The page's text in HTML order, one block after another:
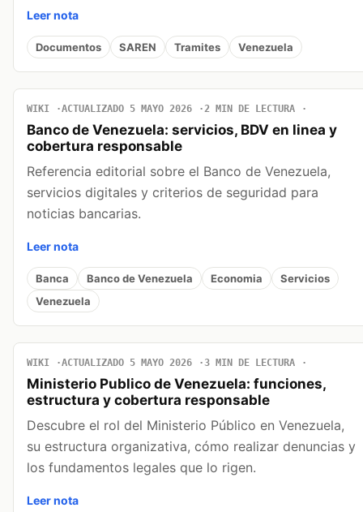
Leer nota
Documentos SAREN Tramites Venezuela
WIKI ACTUALIZADO 5 MAYO 2026 2 MIN DE LECTURA
Banco de Venezuela: servicios, BDV en linea y
cobertura responsable
Referencia editorial sobre el Banco de Venezuela,
servicios digitales y criterios de seguridad para
noticias bancarias.
Leer nota
Banca Banco de Venezuela Economia
Servicios
Venezuela
WIKI ACTUALIZADO 5 MAYO 2026 3 MIN DE LECTURA
Ministerio Publico de Venezuela: funciones,
estructura y cobertura responsable
Descubre el rol del Ministerio Público en Venezuela,
su estructura organizativa, cómo realizar denuncias y
los fundamentos legales que lo rigen.
Leer nota